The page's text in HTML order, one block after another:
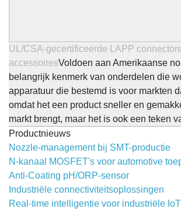
UL/CSA-gecertificeerde LAPP
accessoiresVoldoen aan Amerikaanse
belangrijk kenmerk van onderdelen die
apparatuur die bestemd is voor markten
omdat het een product sneller en
markt brengt, maar het is ook een teken
Productnieuws
Nozzle-management bij SMT-productie
N-kanaal MOSFET's voor automotive
Anti-Coating pH/ORP-sensor
Industriële connectiviteitsoplossingen
Real-time intelligentie voor industriële